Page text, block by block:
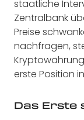
staatliche
Zentralbank
Preise
nachfragen,
erste Position
Das Erste